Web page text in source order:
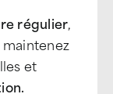
régulier,
et